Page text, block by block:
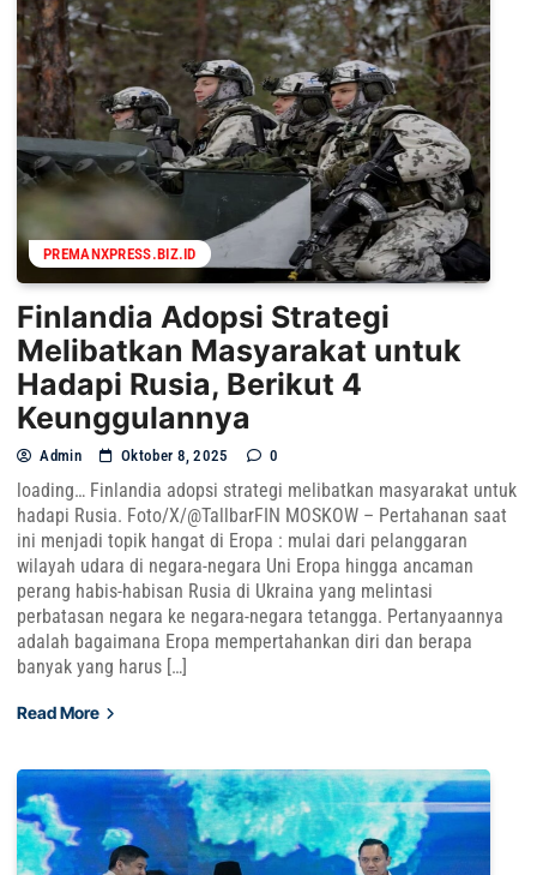
PREMANXPRESS.BIZ.ID
Finlandia Adopsi Strategi
Melibatkan Masyarakat untuk
Hadapi Rusia, Berikut 4
Keunggulannya
Admin Oktober 8, 2025 0
loading… Finlandia adopsi strategi melibatkan masyarakat untuk
hadapi Rusia. Foto/X/@TallbarFIN MOSKOW – Pertahanan saat
ini menjadi topik hangat di Eropa : mulai dari pelanggaran
wilayah udara di negara-negara Uni Eropa hingga ancaman
perang habis-habisan Rusia di Ukraina yang melintasi
perbatasan negara ke negara-negara tetangga. Pertanyaannya
adalah bagaimana Eropa mempertahankan diri dan berapa
banyak yang harus […]
Read More